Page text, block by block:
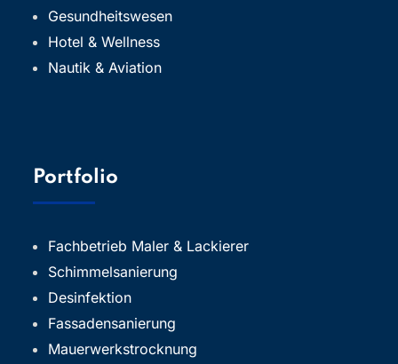
Gesundheitswesen
Hotel & Wellness
Nautik & Aviation
Portfolio
Fachbetrieb Maler & Lackierer
Schimmelsanierung
Desinfektion
Fassadensanierung
Mauerwerkstrocknung